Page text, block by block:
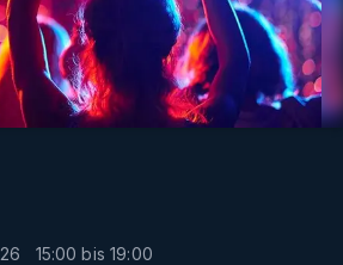
15:00 bis19:00